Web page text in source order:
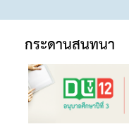
กระดานสนทนา